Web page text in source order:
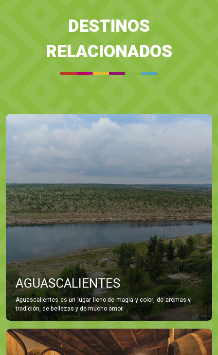
DESTINOS
RELACIONADOS
AGUASCALIENTES
Aguascalientes es un lugar lleno de magia y color, de aromas y
tradición, de bellezas y de mucho amor.